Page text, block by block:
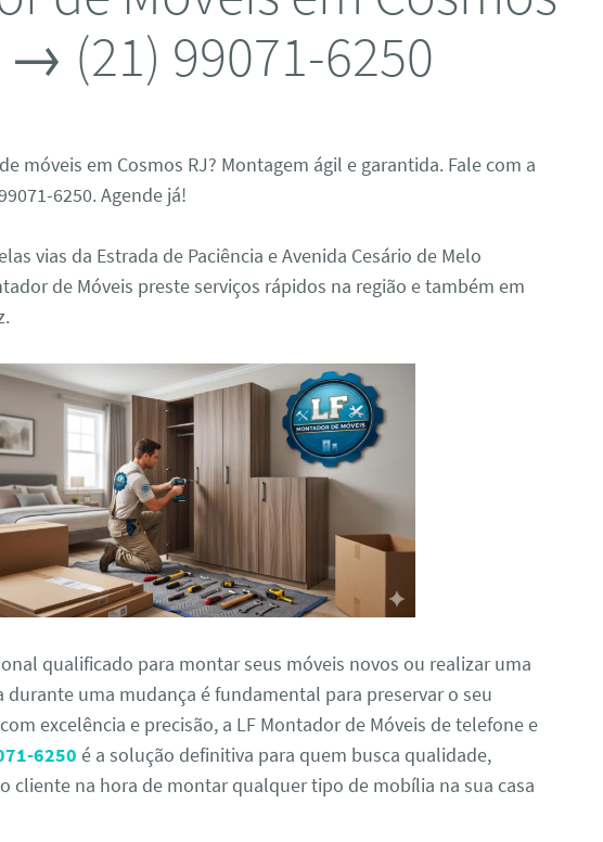
→ (21) 99071-6250
móveis em Cosmos RJ? Montagem ágil e garantida. Fale com a
6250. Agende já!
vias da Estrada de Paciência e Avenida Cesário de Melo
de Móveis preste serviços rápidos na região e também em
qualificado para montar seus móveis novos ou realizar uma
durante uma mudança é fundamental para preservar o seu
excelência e precisão, a LF Montador de Móveis de telefone e
6250 é a solução definitiva para quem busca qualidade,
cliente na hora de montar qualquer tipo de mobília na sua casa